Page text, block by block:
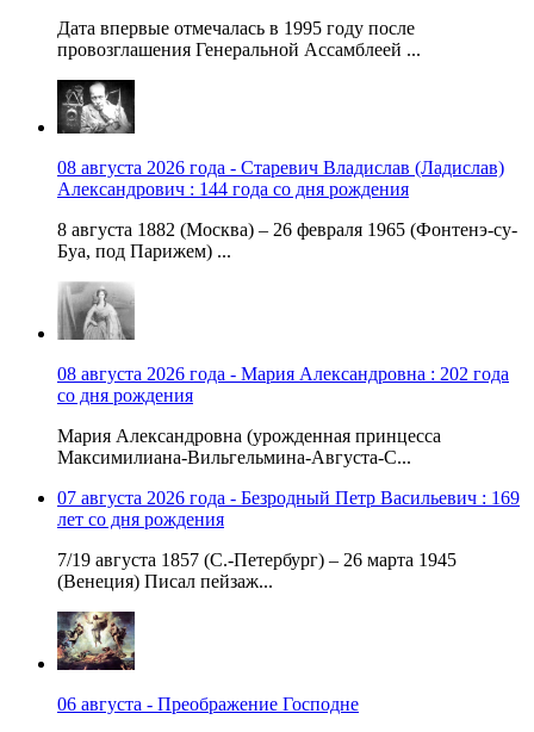
Дата впервые отмечалась в 1995 году после
провозглашения Генеральной Ассамблеей ...
08 августа 2026 года - Старевич Владислав (Ладислав)
Александрович : 144 года со дня рождения
8 августа 1882 (Москва) – 26 февраля 1965 (Фонтенэ-су-
Буа, под Парижем) ...
08 августа 2026 года - Мария Александровна : 202 года
со дня рождения
Мария Александровна (урожденная принцесса
Максимилиана-Вильгельмина-Августа-С...
07 августа 2026 года - Безродный Петр Васильевич : 169
лет со дня рождения
7/19 августа 1857 (С.-Петербург) – 26 марта 1945
(Венеция) Писал пейзаж...
06 августа - Преображение Господне